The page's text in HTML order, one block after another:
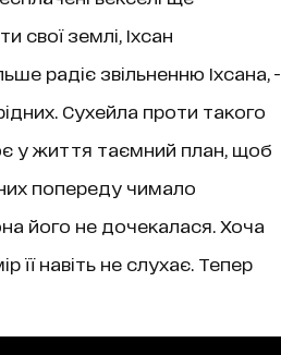
свої землі, Іхсан
радіє звільненню Іхсана, -
Сухейла проти такого
у життя таємний план, щоб
попереду чимало
його не дочекалася. Хоча
її навіть не слухає. Тепер